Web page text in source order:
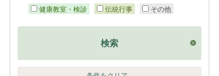
健康教室・検診
伝統行事 その他
検索